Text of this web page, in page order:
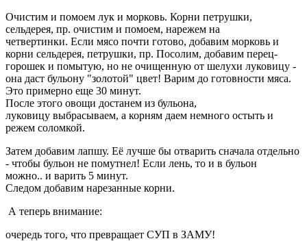
Очистим и помоем лук и морковь. Корни петрушки,
сельдерея, пр. очистим и помоем, нарежем на
четвертинки. Если мясо почти готово, добавим морковь и
корни сельдерея, петрушки, пр. Посолим, добавим перец-
горошек и помытую, но не очищенную от шелухи луковицу -
она даст бульону "золотой" цвет! Варим до готовности мяса.
Это примерно еще 30 минут.
После этого овощи достанем из бульона,
луковицу выбрасываем, а корням даем немного остыть и
режем соломкой.
Затем добавим лапшу. Её лучше бы отварить сначала отдельно
- чтобы бульон не помутнел! Если лень, то и в бульон
можно.. и варить 5 минут.
Следом добавим нарезанные корни.
А теперь внимание:
очередь того, что превращает СУП в ЗАМУ!